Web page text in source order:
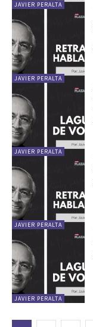
JAVIER PERALTA
JAVIER PERALTA
JAVIER PERALTA
JAVIER PERALTA
JAVIER PERALTA